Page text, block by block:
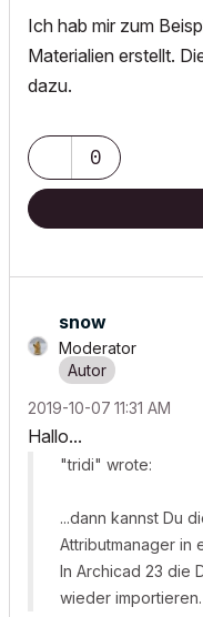
Ich hab mir zum
Materialien erstellt.
dazu.
0
snow
Moderator
‎2019-10-07 11:31 AM
Hallo...
"tridi" wrote:
...dann kannst Du
Attributmanager in
In Archicad 23 die
wieder importieren.